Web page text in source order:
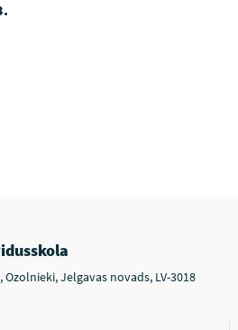
Ozolnieki, Jelgavas novads, LV-3018